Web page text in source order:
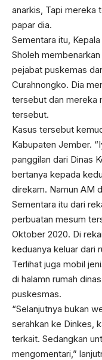
anarkis, Tapi mereka
papar dia.
Sementara itu,
Sholeh
pejabat puskemas
Curahnongko. Dia
tersebut dan mereka
tersebut.
Kasus tersebut
Kabupaten Jember.
panggilan dari Dinas
bertanya kepada
direkam. Namun AM
Sementara itu dari
perbuatan mesum
Oktober 2020. Di
keduanya keluar dari
Terlihat juga mobil
di halamn rumah
puskesmas.
“Selanjutnya bukan
serahkan ke Dinkes,
terkait. Sedangkan
mengomentari,”